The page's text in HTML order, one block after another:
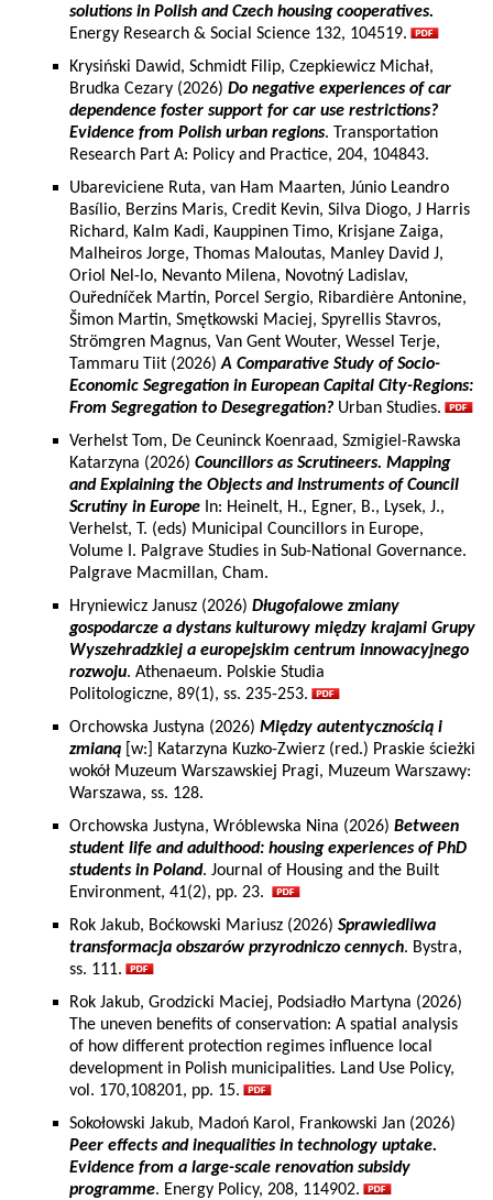
solutions in Polish and Czech housing cooperatives.
Energy Research & Social Science 132, 104519.
Krysiński Dawid, Schmidt Filip, Czepkiewicz Michał,
Brudka Cezary (2026) Do negative experiences of car
dependence foster support for car use restrictions?
Evidence from Polish urban regions. Transportation
Research Part A: Policy and Practice, 204, 104843.
Ubareviciene Ruta, van Ham Maarten, Júnio Leandro
Basílio, Berzins Maris, Credit Kevin, Silva Diogo, J Harris
Richard, Kalm Kadi, Kauppinen Timo, Krisjane Zaiga,
Malheiros Jorge, Thomas Maloutas, Manley David J,
Oriol Nel-lo, Nevanto Milena, Novotný Ladislav,
Ouředníček Martin, Porcel Sergio, Ribardière Antonine,
Šimon Martin, Smętkowski Maciej, Spyrellis Stavros,
Strömgren Magnus, Van Gent Wouter, Wessel Terje,
Tammaru Tiit (2026)A Comparative Study of Socio-
Economic Segregation in European Capital City-Regions:
From Segregation to Desegregation? Urban Studies.
Verhelst Tom, De Ceuninck Koenraad, Szmigiel-Rawska
Katarzyna (2026) Councillors as Scrutineers. Mapping
and Explaining the Objects and Instruments of Council
Scrutiny in Europe In: Heinelt, H., Egner, B., Lysek, J.,
Verhelst, T. (eds) Municipal Councillors in Europe,
Volume I. Palgrave Studies in Sub-National Governance.
Palgrave Macmillan, Cham.
Hryniewicz Janusz (2026) Długofalowe zmiany
gospodarcze a dystans kulturowy między krajami Grupy
Wyszehradzkiej a europejskim centrum innowacyjnego
rozwoju. Athenaeum. Polskie Studia
Politologiczne, 89(1), ss. 235-253.
Orchowska Justyna (2026) Między autentycznością i
zmianą [w:] Katarzyna Kuzko-Zwierz (red.) Praskie ścieżki
wokół Muzeum Warszawskiej Pragi, Muzeum Warszawy:
Warszawa, ss. 128.
Orchowska Justyna, Wróblewska Nina (2026) Between
student life and adulthood: housing experiences of PhD
students in Poland. Journal of Housing and the Built
Environment, 41(2), pp. 23.
Rok Jakub, Boćkowski Mariusz (2026) Sprawiedliwa
transformacja obszarów przyrodniczo cennych. Bystra,
ss. 111.
Rok Jakub, Grodzicki Maciej, Podsiadło Martyna (2026)
The uneven benefits of conservation: A spatial analysis
of how different protection regimes influence local
development in Polish municipalities. Land Use Policy,
vol. 170,108201, pp. 15.
Sokołowski Jakub, Madoń Karol, Frankowski Jan (2026)
Peer effects and inequalities in technology uptake.
Evidence from a large-scale renovation subsidy
programme. Energy Policy, 208, 114902.